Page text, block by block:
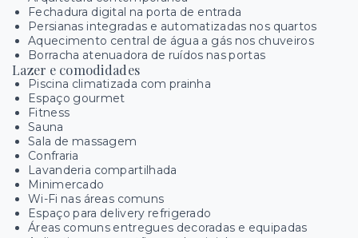
Fechadura digital na porta de entrada
Persianas integradas e automatizadas nos quartos
Aquecimento central de água a gás nos chuveiros
Borracha atenuadora de ruídos nas portas
Lazer e comodidades
Piscina climatizada com prainha
Espaço gourmet
Fitness
Sauna
Sala de massagem
Confraria
Lavanderia compartilhada
Minimercado
Wi-Fi nas áreas comuns
Espaço para delivery refrigerado
Áreas comuns entregues decoradas e equipadas